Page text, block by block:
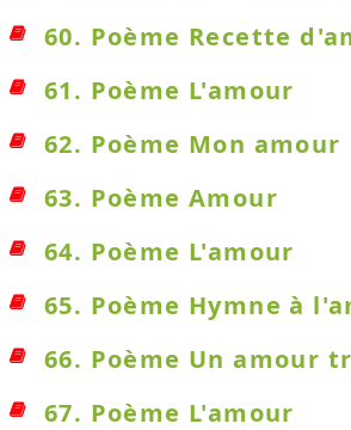
60. Poème Recette
61. Poème L'amour
62. Poème Mon amour
63. Poème Amour
64. Poème L'amour
65. Poème Hymne à
66. Poème Un amour
67. Poème L'amour